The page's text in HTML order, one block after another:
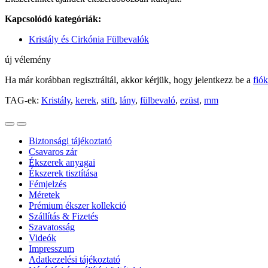
Kapcsolódó kategóriák:
Kristály és Cirkónia Fülbevalók
új vélemény
Ha már korábban regisztráltál, akkor kérjük, hogy jelentkezz be a
TAG-ek: Kristály, kerek, stift, lány, fülbevaló, ezüst, mm
Biztonsági tájékoztató
Csavaros zár
Ékszerek anyagai
Ékszerek tisztítása
Fémjelzés
Méretek
Prémium ékszer kollekció
Szállítás & Fizetés
Szavatosság
Videók
Impresszum
Adatkezelési tájékoztató